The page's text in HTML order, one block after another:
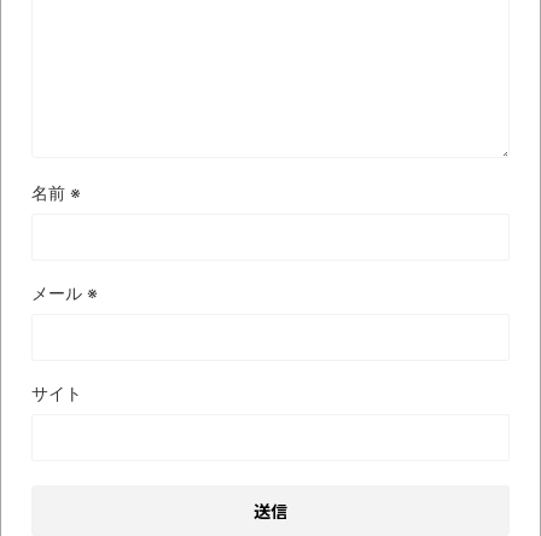
名前 ※
メール ※
サイト